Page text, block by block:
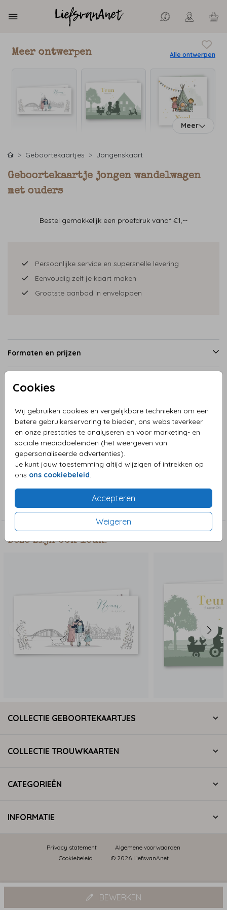
Cookies
Wij gebruiken cookies en vergelijkbare technieken om een
betere gebruikerservaring te bieden, ons websiteverkeer
en onze prestaties te analyseren en voor marketing- en
sociale mediadoeleinden (het weergeven van
gepersonaliseerde advertenties).
Je kunt jouw toestemming altijd wijzigen of intrekken op
ons ons cookiebeleid
Accepteren
Weigeren
Meer ontwerpen Alle ontwerpen
Meer
Geboortekaartjes Jongenskaart
Geboortekaartje jongen wandelwagen
met ouders
Bestel gemakkelijk een proefdruk vanaf €1,--
Persoonlijke service en supersnelle levering
Eenvoudig zelf je kaart maken
Grootste aanbod in enveloppen
Formaten en prijzen
Productinformatie
Omschrijving
Geboortekaartje jongen wandelwagen met ouders en op
de achtergrond een prachtige stad. De illustraties zijn te
vervangen met illustraties uit de clipart.
Collectie
Jongenskaart
Deze zijn ook leuk!
BEWERKEN
COLLECTIE GEBOORTEKAARTJES
COLLECTIE TROUWKAARTEN
CATEGORIEËN
INFORMATIE
Privacy statement
Algemene voorwaarden
Cookiebeleid
© 2026 LiefsvanAnet